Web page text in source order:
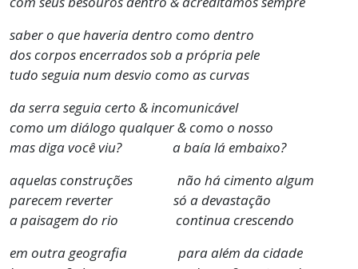
saber o que haveria dentro como dentro
dos corpos encerrados sob a própria pele
tudo seguia num desvio como as curvas
da serra seguia certo & incomunicável
como um diálogo qualquer & como o nosso
mas diga você viu? a baía lá embaixo?
aquelas construções não há cimento algum
parecem reverter só a devastação
a paisagem do rio continua crescendo
em outra geografia para além da cidade